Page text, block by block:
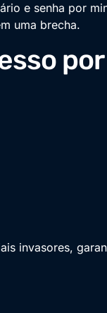
e senha por
uma brecha.
invasores,